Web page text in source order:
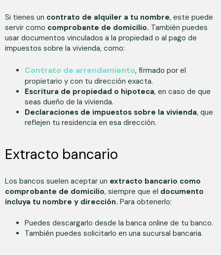
Si tienes un contrato de alquiler a tu nombre, este puede
servir como comprobante de domicilio. También puedes
usar documentos vinculados a la propiedad o al pago de
impuestos sobre la vivienda, como:
Contrato de arrendamiento, firmado por el
propietario y con tu dirección exacta.
Escritura de propiedad o hipoteca, en caso de que
seas dueño de la vivienda.
Declaraciones de impuestos sobre la vivienda, que
reflejen tu residencia en esa dirección.
Extracto bancario
Los bancos suelen aceptar un extracto bancario como
comprobante de domicilio, siempre que el documento
incluya tu nombre y dirección. Para obtenerlo:
Puedes descargarlo desde la banca online de tu banco.
También puedes solicitarlo en una sucursal bancaria.